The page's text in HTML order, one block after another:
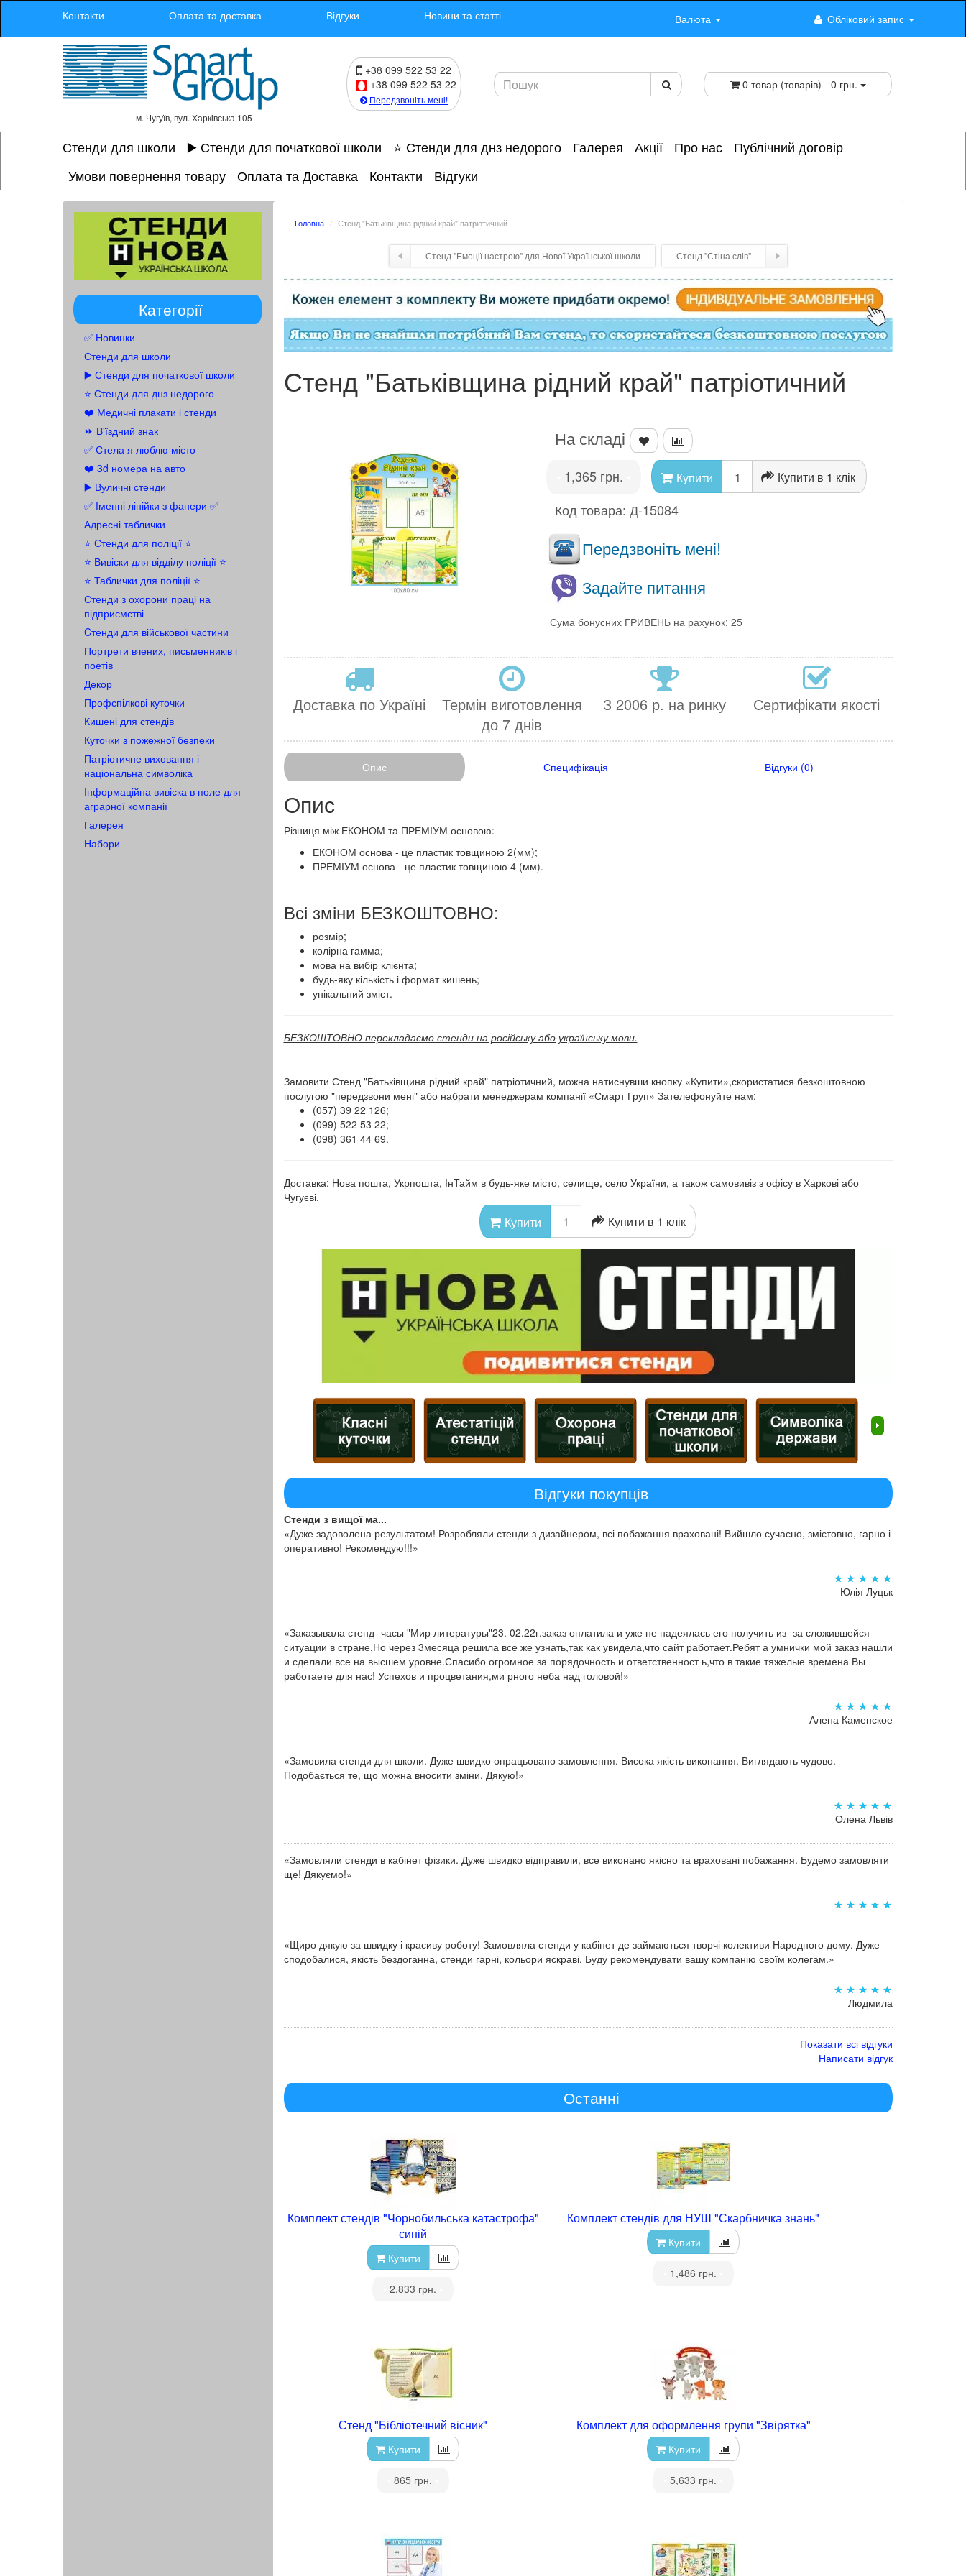
Контакти Оплата та доставка Відгуки Новини та статті Валюта Обліковий запис
м. Чугуїв, вул. Харківська 105
+38 099 522 53 22
+38 099 522 53 22
Передзвоніть мені!
0 товар (товарів) - 0 грн.
Стенди для школи ▶️ Стенди для початкової школи ⭐ Стенди для днз недорого Галерея Акції Про нас
Публічний договір
Умови повернення товару
Оплата та Доставка Контакти Відгуки
Категорії
✅ Новинки
Стенди для школи
▶️ Стенди для початкової школи
⭐ Стенди для днз недорого
❤️ Медичні плакати і стенди
⏩ В'їздний знак
✅ Стела я люблю місто
❤️ 3d номера на авто
▶️ Вуличні стенди
✅ Іменні лінійки з фанери ✅
Адресні таблички
⭐ Стенди для поліції ⭐
⭐️ Вивіски для відділу поліції ⭐️
⭐️ Таблички для поліції ⭐️
Стенди з охорони праці на
підприємстві
Cтенди для військової частини
Портрети вчених, письменників і
поетів
Декор
Профспілкові куточки
Кишені для стендів
Куточки з пожежної безпеки
Патріотичне виховання і
національна символіка
Інформаційна вивіска в поле для
аграрної компанії
Галерея
Набори
Головна Стенд "Батьківщина рідний край" патріотичний
Стенд "Емоції настрою" для Нової Української школи Стенд "Стіна слів"
Стенд "Батьківщина рідний край" патріотичний
На складі
1,365 грн. Купити Купити в 1 клік
Код товара:Д-15084
Передзвоніть мені!
Задайте питання
Сума бонусних ГРИВЕНЬ на рахунок: 25
Доставка по Україні
Термін виготовлення
до 7 днів
З 2006 р. на ринку Сертифікати якості
Опис Специфікація Відгуки (0)
Опис
​Різниця між ЕКОНОМ та ПРЕМІУМ основою:
ЕКОНОМ основа - це пластик товщиною 2(мм);
ПРЕМІУМ основа - це пластик товщиною 4 (мм).
Всі зміни БЕЗКОШТОВНО:
розмір;
колірна гамма;
мова на вибір клієнта;
будь-яку кількість і формат кишень;
унікальний зміст.
БЕЗКОШТОВНО перекладаємо стенди на російську або українську мови.
Замовити Стенд "Батьківщина рідний край" патріотичний, можна натиснувши кнопку «Купити»,скористатися безкоштовною
послугою "передзвони мені" або набрати менеджерам компанії «Смарт Груп» Зателефонуйте нам:
(057) 39 22 126;
(099) 522 53 22;
(098) 361 44 69.
Доставка: Нова пошта, Укрпошта, ІнТайм в будь-яке місто, селище, село України, а також самовивіз з офісу в Харкові або
Чугуєві.
Купити Купити в 1 клік
Відгуки покупців
Стенди з вищої ма...
«Дуже задоволена результатом! Розробляли стенди з дизайнером, всі побажання враховані! Вийшло сучасно, змістовно, гарно і
оперативно! Рекомендую!!!»
Юлія Луцьк
«Заказывала стенд- часы "Мир литературы"23. 02.22г.заказ оплатила и уже не надеялась его получить из- за сложившейся
ситуации в стране.Но через 3месяца решила все же узнать,так как увидела,что сайт работает.Ребят а умнички мой заказ нашли
и сделали все на высшем уровне.Спасибо огромное за порядочность и ответственност ь,что в такие тяжелые времена Вы
работаете для нас! Успехов и процветания,ми рного неба над головой!»
Алена Каменское
«Замовила стенди для школи. Дуже швидко опрацьовано замовлення. Висока якість виконання. Виглядають чудово.
Подобається те, що можна вносити зміни. Дякую!»
Олена Львів
«Замовляли стенди в кабінет фізики. Дуже швидко відправили, все виконано якісно та враховані побажання. Будемо замовляти
ще! Дякуємо!»
«Щиро дякую за швидку і красиву роботу! Замовляла стенди у кабінет де займаються творчі колективи Народного дому. Дуже
сподобалися, якість бездоганна, стенди гарні, кольори яскраві. Буду рекомендувати вашу компанію своїм колегам.»
Людмила
Показати всі відгуки
Написати відгук
Останні
Комплект стендів "Чорнобильська катастрофа"
синій
Купити
2,833 грн.
Комплект стендів для НУШ "Скарбничка знань"
Купити
1,486 грн.
Стенд "Бібліотечний вісник"
Купити
865 грн.
Комплект для оформлення групи "Звірятка"
Купити
5,633 грн.